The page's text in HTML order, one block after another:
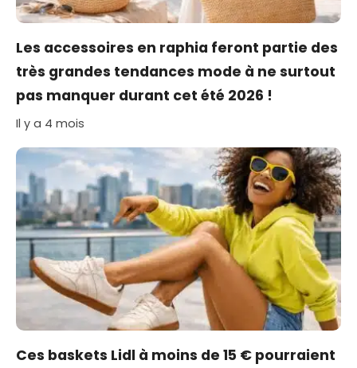
Les accessoires en raphia feront partie des
très grandes tendances mode à ne surtout
pas manquer durant cet été 2026 !
Il y a 4 mois
Ces baskets Lidl à moins de 15 € pourraient